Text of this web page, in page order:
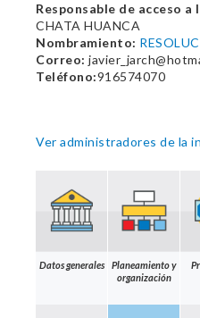
Responsable de acceso
CHATA HUANCA
Nombramiento:
Correo:
Teléfono:916574070
Ver administradores de la
Datos generales
Planeamiento y
organización